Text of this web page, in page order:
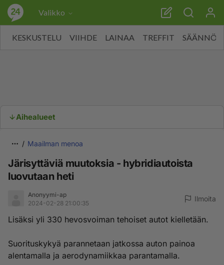
Valikko
KESKUSTELU VIIHDE LAINAA TREFFIT SÄÄNNÖT
Aihealueet
Maailman menoa
Järisyttäviä muutoksia - hybridiautoista
luovutaan heti
Anonyymi-ap
2024-02-28 21:00:35
Ilmoita
Lisäksi yli 330 hevosvoiman tehoiset autot kielletään.
Suorituskykyä parannetaan jatkossa auton painoa
alentamalla ja aerodynamiikkaa parantamalla.